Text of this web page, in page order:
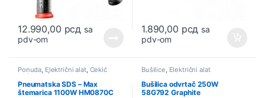
12.990,00 рсд sa
pdv-om
1.890,00 рсд sa
pdv-om
Ponuda, Električni alat, Čekić
Bušilice i Štemarice
Pneumatska SDS – Max
štemarica 1100W HM0870C
Bušilice, Električni alat
Bušilica odvrtač 250W
58G792 Graphite